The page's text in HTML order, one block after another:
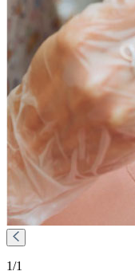
1/1